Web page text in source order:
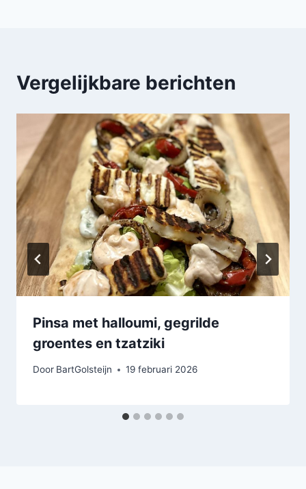
Vergelijkbare berichten
Pinsa met halloumi, gegrilde
groentes en tzatziki
Door BartGolsteijn 19 februari 2026